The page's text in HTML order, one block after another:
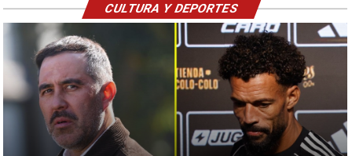
CULTURA Y DEPORTES